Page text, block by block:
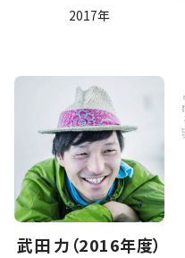
2017年
武田 力（2016年度）